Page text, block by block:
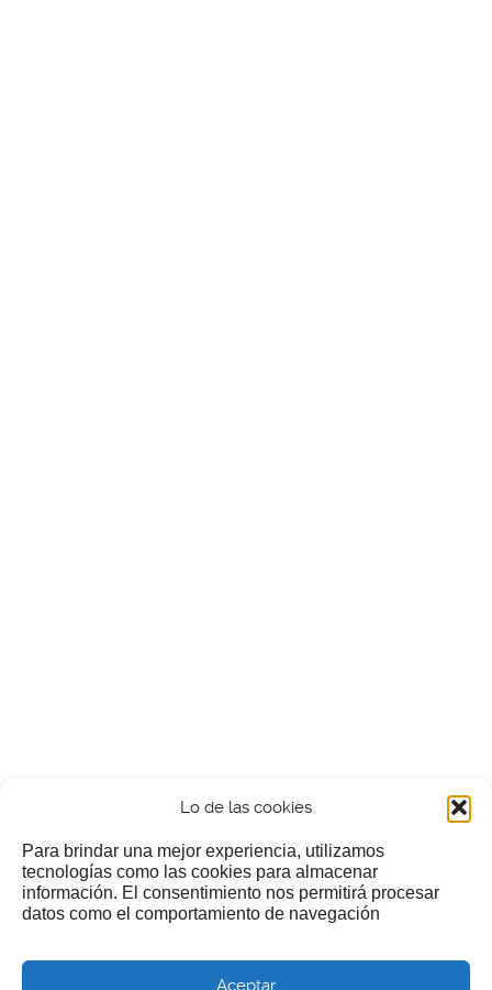
Lo de las cookies
Para brindar una mejor experiencia, utilizamos
tecnologías como las cookies para almacenar
información. El consentimiento nos permitirá procesar
datos como el comportamiento de navegación
Aceptar
¿Nos invitas a un cafecillo?
Si te gusta nuestra web puedes echar limosna a estos